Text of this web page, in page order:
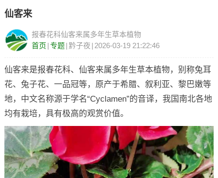
仙客来
报春花科仙客来属多年生草本植物
首页 |专题|黔子夜 | 2026-03-19 21:22:46
仙客来是报春花科、仙客来属多年生草本植物，别称兔耳
花、兔子花、一品冠等，原产于希腊、叙利亚、黎巴嫩等
地，中文名称源于学名“Cyclamen”的音译，我国南北各地
均有栽培，具有极高的观赏价值。